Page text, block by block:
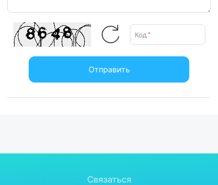
Код *
Отправить
Связаться